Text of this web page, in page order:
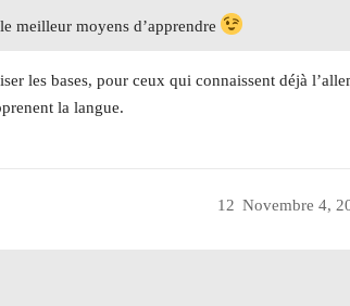
meilleur moyens d’apprendre
les bases, pour ceux qui connaissent déjà
la langue.
Novembre 4,
12